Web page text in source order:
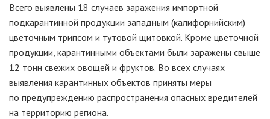
Всего выявлены 18 случаев заражения импортной
подкарантинной продукции западным (калифорнийским)
цветочным трипсом и тутовой щитовкой. Кроме цветочной
продукции, карантинными объектами были заражены свыше
12 тонн свежих овощей и фруктов. Во всех случаях
выявления карантинных объектов приняты меры
по предупреждению распространения опасных вредителей
на территорию региона.